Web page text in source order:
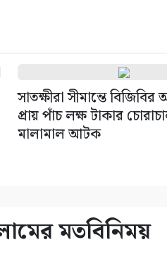
সাতক্ষীরা সীমান্তে বিজিবির
প্রায় পাঁচ লক্ষ টাকার
মালামাল আটক
মতবিনিময়